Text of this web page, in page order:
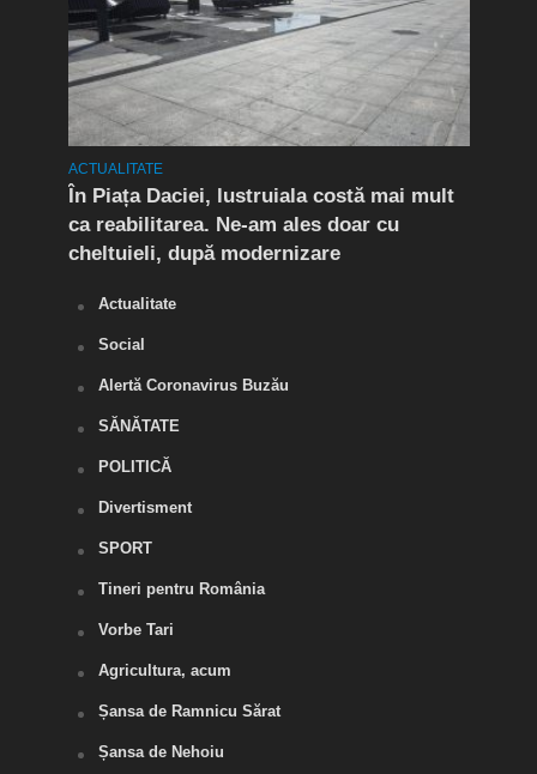
ACTUALITATE
În Piața Daciei, lustruiala costă mai mult
ca reabilitarea. Ne-am ales doar cu
cheltuieli, după modernizare
Actualitate
Social
Alertă Coronavirus Buzău
SĂNĂTATE
POLITICĂ
Divertisment
SPORT
Tineri pentru România
Vorbe Tari
Agricultura, acum
Șansa de Ramnicu Sărat
Șansa de Nehoiu